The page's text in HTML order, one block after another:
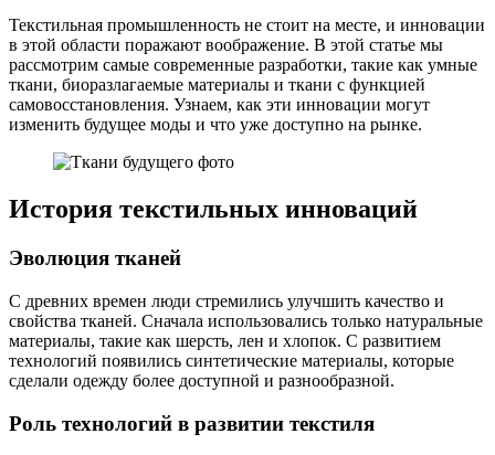
Текстильная промышленность не стоит на месте, и инновации
в этой области поражают воображение. В этой статье мы
рассмотрим самые современные разработки, такие как умные
ткани, биоразлагаемые материалы и ткани с функцией
самовосстановления. Узнаем, как эти инновации могут
изменить будущее моды и что уже доступно на рынке.
История текстильных инноваций
Эволюция тканей
С древних времен люди стремились улучшить качество и
свойства тканей. Сначала использовались только натуральные
материалы, такие как шерсть, лен и хлопок. С развитием
технологий появились синтетические материалы, которые
сделали одежду более доступной и разнообразной.
Роль технологий в развитии текстиля